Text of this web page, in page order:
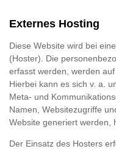
Externes Hosting
Diese Website wird bei
(Hoster). Die
erfasst werden, werden
Hierbei kann es sich v. a.
Meta- und
Namen, Websitezugriffe
Website generiert werden,
Der Einsatz des Hosters